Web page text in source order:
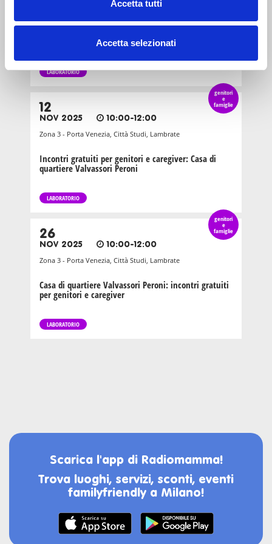
Accetta tutti
Accetta selezionati
Zona 3 - Porta Venezia, Città Studi, Lambrate
quartiere Valvassori Peroni
LABORATORIO
genitori
e
famiglie
12
NOV 2025 10:00-12:00
Zona 3 - Porta Venezia, Città Studi, Lambrate
Incontri gratuiti per genitori e caregiver: Casa di
quartiere Valvassori Peroni
LABORATORIO
genitori
e
famiglie
26
NOV 2025 10:00-12:00
Zona 3 - Porta Venezia, Città Studi, Lambrate
Casa di quartiere Valvassori Peroni: incontri gratuiti
per genitori e caregiver
LABORATORIO
Scarica l'app di Radiomamma!
Trova luoghi, servizi, sconti, eventi
familyfriendly a Milano!